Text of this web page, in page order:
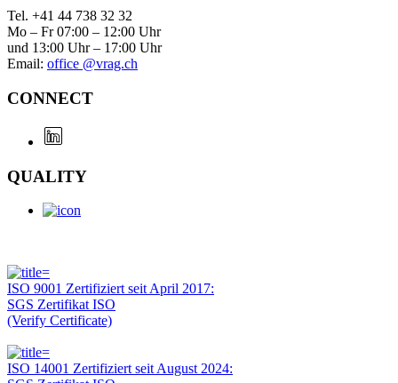
Tel. +41 44 738 32 32
Mo – Fr 07:00 – 12:00 Uhr
und 13:00 Uhr – 17:00 Uhr
Email: office @vrag.ch
CONNECT
QUALITY
ISO 9001 Zertifiziert seit April 2017:
SGS Zertifikat ISO
(Verify Certificate)
ISO 14001 Zertifiziert seit August 2024: